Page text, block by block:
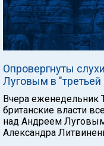
Опровергнуты
Луговым в "третьей
Вчера еженедельник
британские власти
над Андреем
Александра